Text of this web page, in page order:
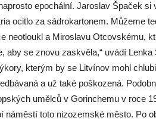
epochální. Jaroslav Špaček
ocitlo za sádrokartonem. Můžeme
neotloukl a Miroslavu Otcovskému,
aby se znovu zaskvěla,“ uvádí
kterým by se Litvínov mohl
a už také poškozená.
umělců v Gorinchemu v roce
náměstí toto nizozemské město. Po